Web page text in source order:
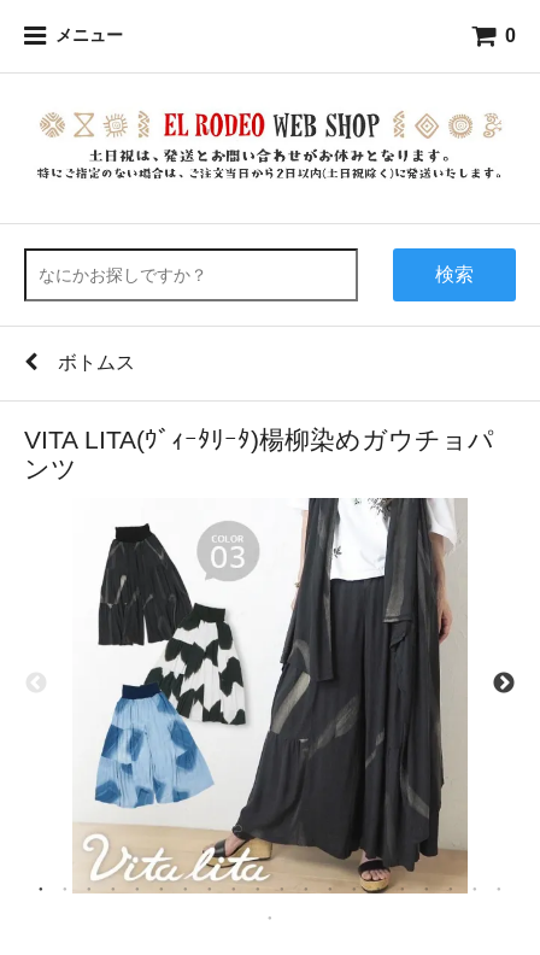
メニュー 0
検索
ボトムス
VITA LITA(ｳﾞｨｰﾀﾘｰﾀ)楊柳染めガウチョパ
ンツ